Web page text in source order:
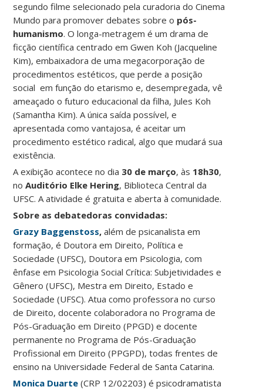
segundo filme selecionado pela curadoria do Cinema
Mundo para promover debates sobre o pós-
humanismo. O longa-metragem é um drama de
ficção científica centrado em Gwen Koh (Jacqueline
Kim), embaixadora de uma megacorporação de
procedimentos estéticos, que perde a posição
social em função do etarismo e, desempregada, vê
ameaçado o futuro educacional da filha, Jules Koh
(Samantha Kim). A única saída possível, e
apresentada como vantajosa, é aceitar um
procedimento estético radical, algo que mudará sua
existência.
A exibição acontece no dia 30 de março, às 18h30,
noAuditório Elke Hering, Biblioteca Central da
UFSC. A atividade é gratuita e aberta à comunidade.
Sobre as debatedoras convidadas:
Grazy Baggenstoss,além de psicanalista em
formação, é Doutora em Direito, Política e
Sociedade (UFSC), Doutora em Psicologia, com
ênfase em Psicologia Social Crítica: Subjetividades e
Gênero (UFSC), Mestra em Direito, Estado e
Sociedade (UFSC). Atua como professora no curso
de Direito, docente colaboradora no Programa de
Pós-Graduação em Direito (PPGD) e docente
permanente no Programa de Pós-Graduação
Profissional em Direito (PPGPD), todas frentes de
ensino na Universidade Federal de Santa Catarina.
Monica Duarte (CRP 12/02203) é psicodramatista